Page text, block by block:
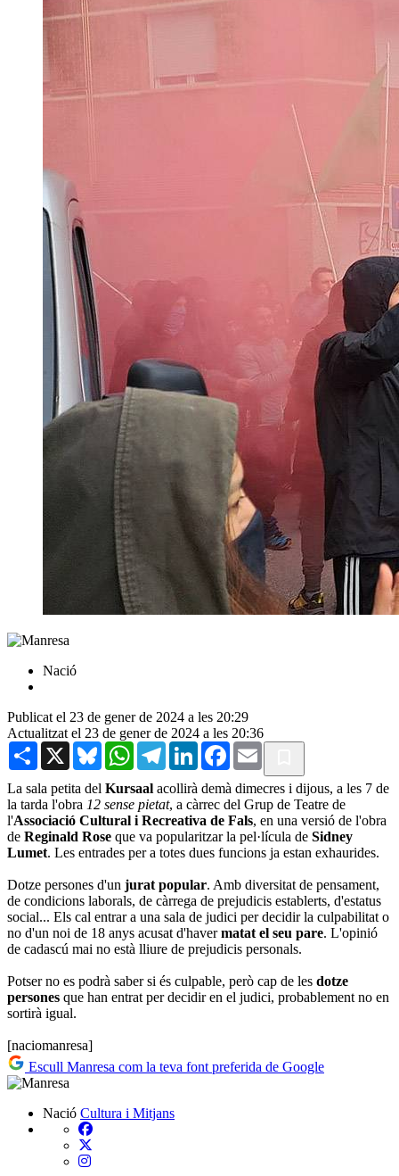
Nació
Publicat el 23 de gener de 2024 a les 20:29
Actualitzat el 23 de gener de 2024 a les 20:36
Share X BlueskyWhatsAppTelegramLinkedInFacebook
Email
La sala petita del Kursaal acollirà demà dimecres i dijous, a les 7 de
la tarda l'obra 12 sense pietat, a càrrec del Grup de Teatre de
l'Associació Cultural i Recreativa de Fals, en una versió de l'obra
de Reginald Rose que va popularitzar la pel·lícula de Sidney
Lumet. Les entrades per a totes dues funcions ja estan exhaurides.
Dotze persones d'un jurat popular. Amb diversitat de pensament,
de condicions laborals, de càrrega de prejudicis establerts, d'estatus
social... Els cal entrar a una sala de judici per decidir la culpabilitat o
no d'un noi de 18 anys acusat d'havermatat el seu pare. L'opinió
de cadascú mai no està lliure de prejudicis personals.
Potser no es podrà saber si és culpable, però cap de les dotze
persones que han entrat per decidir en el judici, probablement no en
sortirà igual.
[naciomanresa]
Escull Manresa com la teva font preferida de Google
Nació Cultura i Mitjans